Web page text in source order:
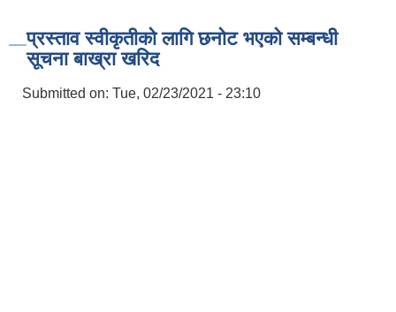
प्रस्ताव स्वीकृतीको लागि छनोट भएको सम्बन्धी
सूचना बाख्रा खरिद
Submitted on: Tue, 02/23/2021 - 23:10